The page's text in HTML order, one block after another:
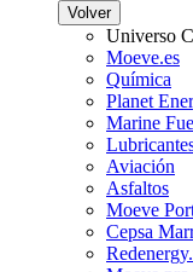
Volver
Universo
Moeve.es
Química
Planet
Marine
Aviación
Asfaltos
Moeve
Cepsa